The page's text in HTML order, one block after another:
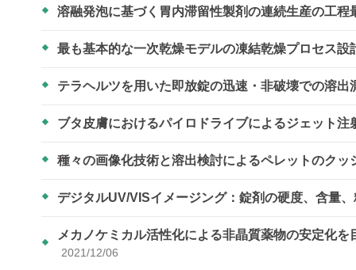
溶融発泡に基づく胃内滞留性製剤の連続生産の工程
最も基本的な一次乾燥モデルの凍結乾燥プロセス
テラヘルツを用いた即放錠の迅速・非破壊での溶出
ブタ皮膚におけるパイロドライブによるジェット
種々の画像化技術と溶出検討によるペレットのク
デジタルUV/VISイメージング：錠剤の硬度、含量
メカノケミカル活性化による非晶質薬物の安定化
2021/12/06